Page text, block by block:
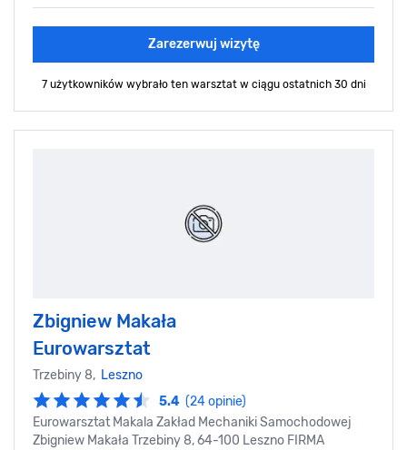
Zarezerwuj wizytę
7 użytkowników wybrało ten warsztat w ciągu ostatnich 30 dni
Zbigniew Makała
Eurowarsztat
Trzebiny 8, Leszno
5.4 (24 opinie)
Eurowarsztat Makala Zakład Mechaniki Samochodowej
Zbigniew Makała Trzebiny 8, 64-100 Leszno FIRMA